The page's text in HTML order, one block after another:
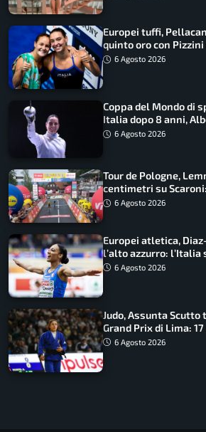
Europei tuffi,
quinto oro con
metri
6 Agosto 2026
Coppa del Mondo di
Italia dopo 8 anni,
lavoro dà sempre i
6 Agosto 2026
Tour de Pologne,
centimetri su
tappa accorciata
6 Agosto 2026
Europei atletica,
l’alto azzurro:
6 Agosto 2026
Judo, Assunta Scutto
Grand Prix di Lima:
6 Agosto 2026